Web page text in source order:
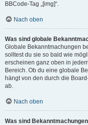
BBCode-Tag „[img]“.
Nach oben
Was sind globale
Globale Bekanntmachungen
solltest du sie so bald wie
erscheinen ganz oben in
Bereich. Ob du eine globale
hängt von den durch die
ab.
Nach oben
Was sind